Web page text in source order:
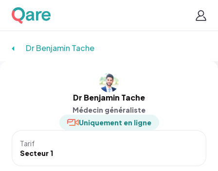
Dr Benjamin Tache
Dr Benjamin Tache
Médecin généraliste
Uniquement en ligne
Tarif
Secteur 1